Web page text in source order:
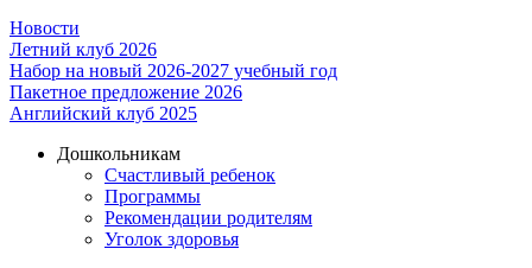
Новости
Летний клуб 2026
Набор на новый 2026-2027 учебный год
Пакетное предложение 2026
Английский клуб 2025
Дошкольникам
Счастливый ребенок
Программы
Рекомендации родителям
Уголок здоровья